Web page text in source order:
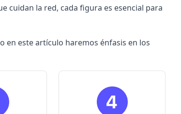
cuidan la red, cada figura es esencial para
en este artículo haremos énfasis en los